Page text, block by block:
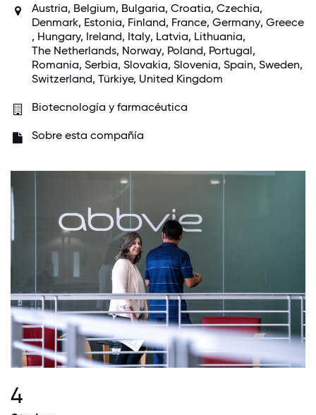
Austria, Belgium, Bulgaria, Croatia, Czechia,
Denmark, Estonia, Finland, France, Germany, Greece
, Hungary, Ireland, Italy, Latvia, Lithuania,
The Netherlands, Norway, Poland, Portugal,
Romania, Serbia, Slovakia, Slovenia, Spain, Sweden,
Switzerland, Türkiye, United Kingdom
Biotecnología y farmacéutica
Sobre esta compañía
4